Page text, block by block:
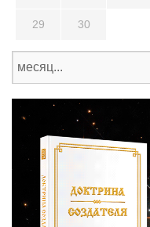
29 30